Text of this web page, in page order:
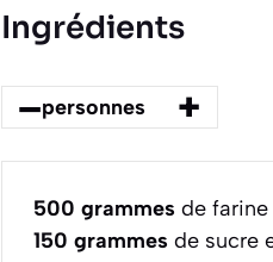
Ingrédients
–personnes +
500 grammes de
150 grammes de sucre